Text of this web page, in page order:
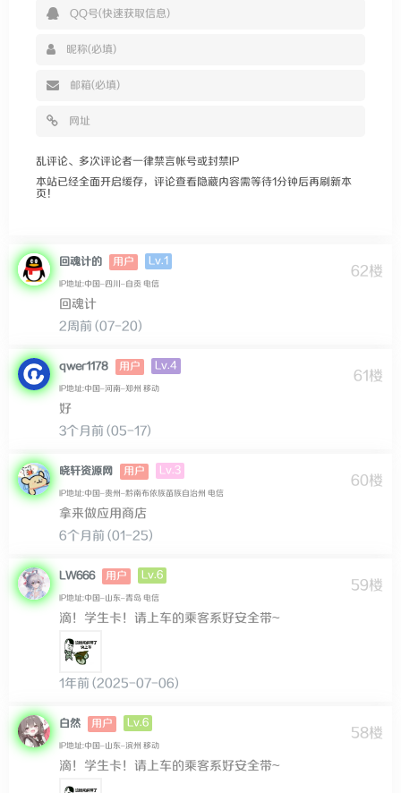
乱评论、多次评论者一律禁言帐号或封禁IP
本站已经全面开启缓存，评论查看隐藏内容需等待1分钟后再刷新本
页！
62楼
回魂计的 用户 Lv.1
IP地址:中国–四川–自贡 电信
回魂计
2周前 (07-20)
61楼
qwer1178 用户 Lv.4
IP地址:中国–河南–郑州 移动
好
3个月前 (05-17)
60楼
晓轩资源网 用户 Lv.3
IP地址:中国–贵州–黔南布依族苗族自治州 电信
拿来做应用商店
6个月前 (01-25)
59楼
LW666 用户 Lv.6
IP地址:中国–山东–青岛 电信
滴！学生卡！请上车的乘客系好安全带~
1年前 (2025-07-06)
58楼
白然 用户 Lv.6
IP地址:中国–山东–滨州 移动
滴！学生卡！请上车的乘客系好安全带~